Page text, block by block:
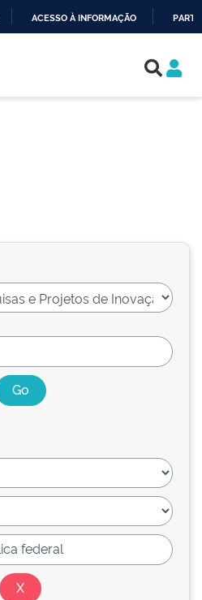
ACESSO À INFORMAÇÃO